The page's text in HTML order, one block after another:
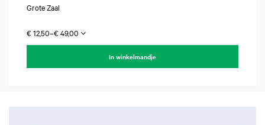
Grote Zaal
€ 12,50–€ 49,00
In winkelmandje